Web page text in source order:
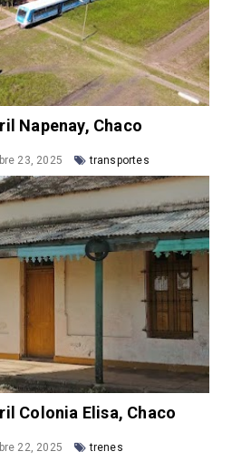
Napenay, Chaco
23, 2025 transportes
Colonia Elisa, Chaco
22, 2025 trenes